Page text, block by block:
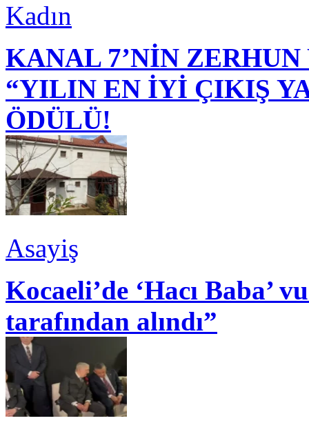
Kadın
KANAL 7’NİN
“YILIN EN İYİ ÇIKIŞ
ÖDÜLÜ!
Asayiş
Kocaeli’de ‘Hacı Baba’
tarafından alındı”